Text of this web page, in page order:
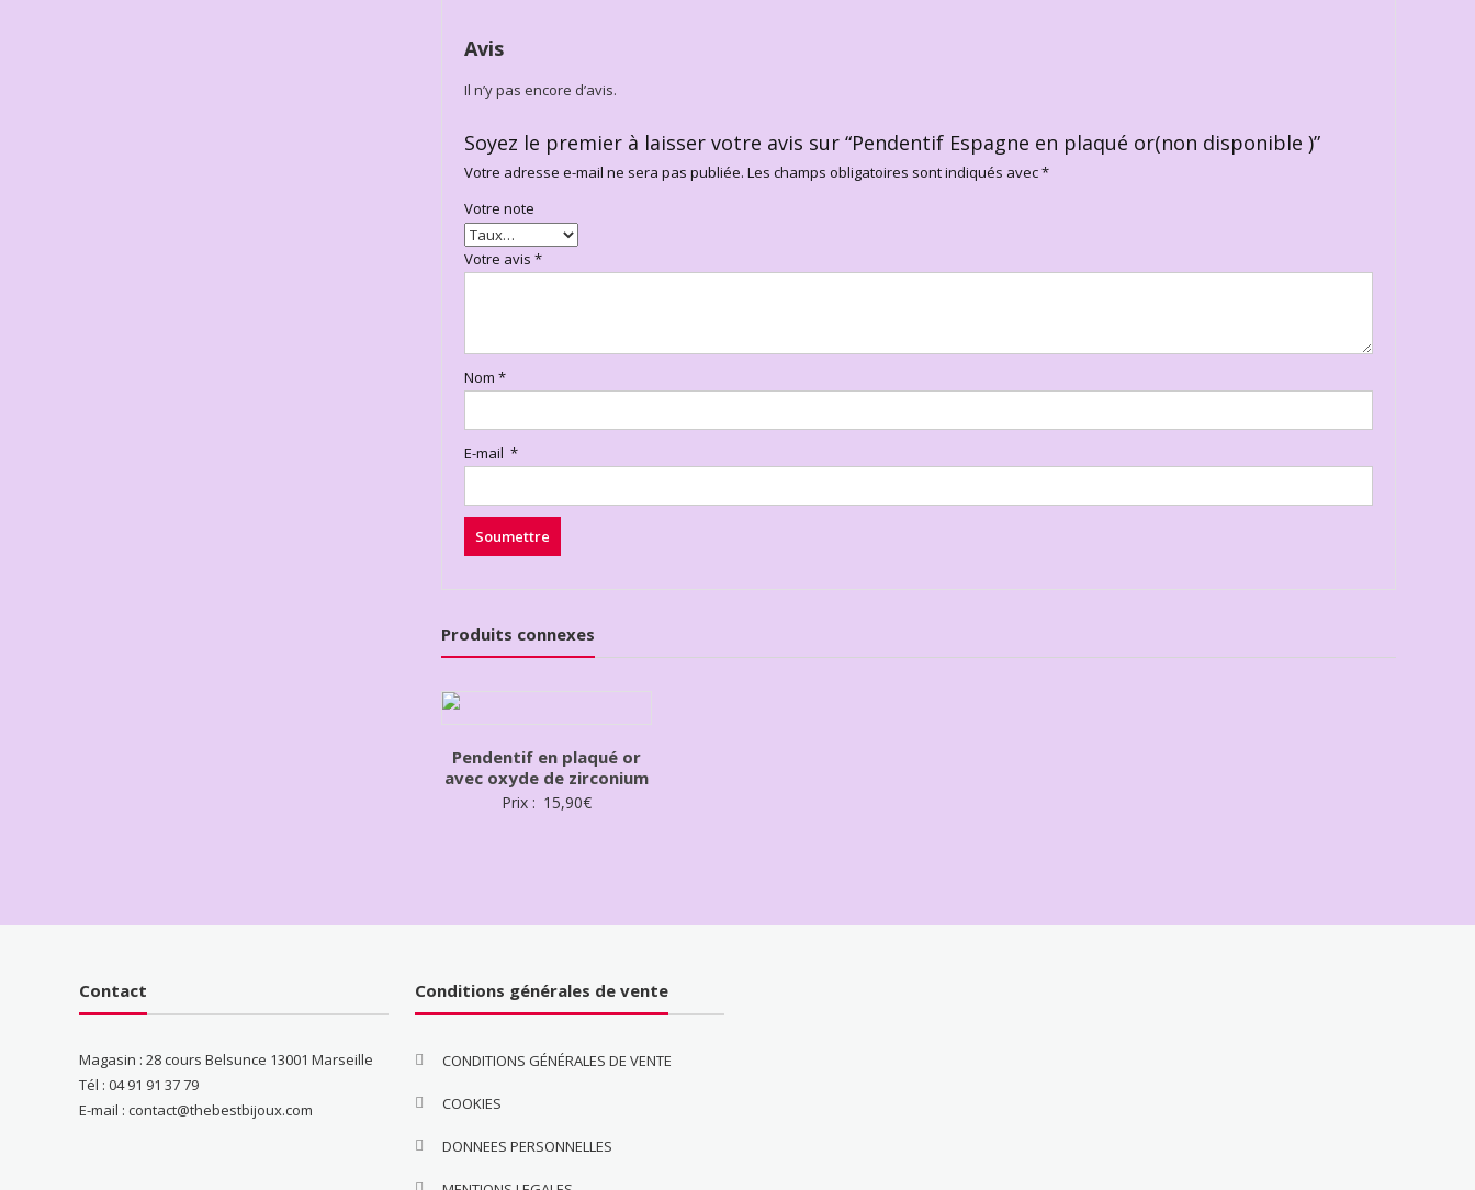
Avis
Il n’y pas encore d’avis.
Soyez le premier à laisser votre avis sur “Pendentif Espagne en plaqué or(non disponible )”
Votre adresse e-mail ne sera pas publiée. Les champs obligatoires sont indiqués avec*
Votre note
Votre avis *
Nom *
E-mail *
Produits connexes
Pendentif en plaqué or
avec oxyde de zirconium
Prix : 15,90€
Contact
Magasin : 28 cours Belsunce 13001 Marseille
Tél : 04 91 91 37 79
E-mail : contact@thebestbijoux.com
Conditions générales de vente
CONDITIONS GÉNÉRALES DE VENTE
COOKIES
DONNEES PERSONNELLES